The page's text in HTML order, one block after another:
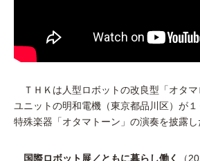
ＴＨＫは人型ロボットの改良型「オタマ
ユニットの明和電機（東京都品川区）が
特殊楽器「オタマトーン」の演奏を披露し
国際ロボット展／ともに暮らし働く
（